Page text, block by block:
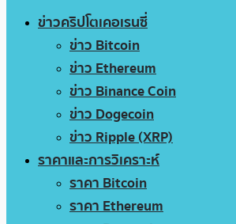
ข่าวคริปโตเคอเรนซี่
ข่าว Bitcoin
ข่าว Ethereum
ข่าว Binance Coin
ข่าว Dogecoin
ข่าว Ripple (XRP)
ราคาและการวิเคราะห์
ราคา Bitcoin
ราคา Ethereum